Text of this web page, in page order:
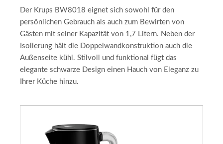
Der Krups BW8018 eignet sich sowohl für den
persönlichen Gebrauch als auch zum Bewirten von
Gästen mit seiner Kapazität von 1,7 Litern. Neben der
Isolierung hält die Doppelwandkonstruktion auch die
Außenseite kühl. Stilvoll und funktional fügt das
elegante schwarze Design einen Hauch von Eleganz zu
Ihrer Küche hinzu.